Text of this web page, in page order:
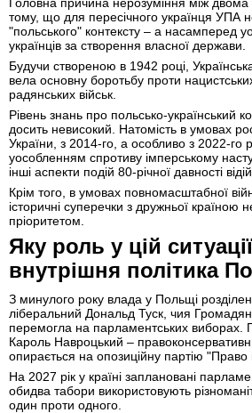
тому, що для пересічного українця УПА
"польського" контексту – а насамперед
українців за створення власної держави.
Будучи створеною в 1942 році,
вела основну боротьбу проти
радянських військ.
Рівень знань про польсько-український
досить невисокий. Натомість в умовах
України, з 2014-го, а особливо з 2022-го
уособленням спротиву імперському
інші аспекти подій 80-річної давності
Крім того, в умовах повномасштабної
історичні суперечки з дружньої країною
пріоритетом.
Яку роль у цій
внутрішня політика
З минулого року влада у Польщі
ліберальний Дональд Туск, чия
перемогла на парламентських виборах.
Кароль Навроцький –
опирається на опозиційну партію "Право
На 2027 рік у країні заплановані
обидва табори використовують
один проти одного.